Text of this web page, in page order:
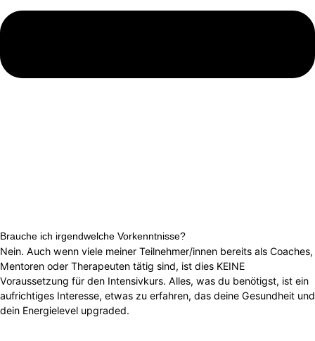
Brauche ich irgendwelche Vorkenntnisse?
Nein. Auch wenn viele meiner Teilnehmer/innen bereits als Coaches,
Mentoren oder Therapeuten tätig sind, ist dies KEINE
Voraussetzung für den Intensivkurs. Alles, was du benötigst, ist ein
aufrichtiges Interesse, etwas zu erfahren, das deine Gesundheit und
dein Energielevel upgraded.